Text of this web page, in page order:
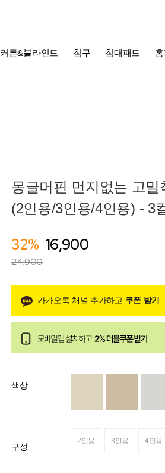
커튼&블라인드 침구 침대패드
몽글머핀 먼지없는 고
(2인용/3인용/4인용) - 3
32% 16,900
24,900
카카오톡 채널 추가하고 쿠폰 받기
색상
구성
2인용 3인용 4인용